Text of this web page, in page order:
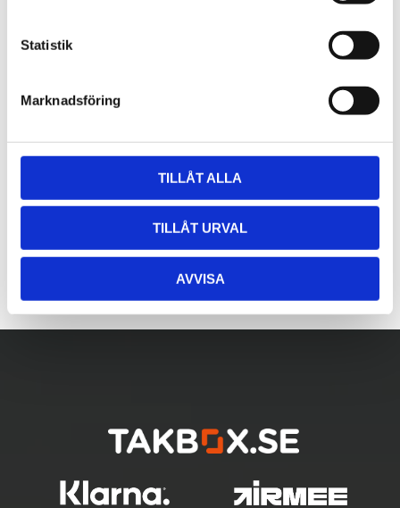
Statistik
Marknadsföring
TILLÅT ALLA
TILLÅT URVAL
AVVISA